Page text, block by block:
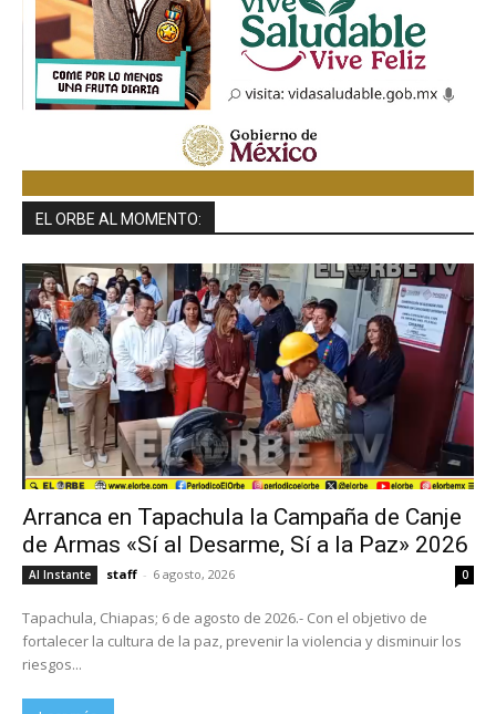
EL ORBE AL MOMENTO:
Arranca en Tapachula la Campaña de Canje
de Armas «Sí al Desarme, Sí a la Paz» 2026
Al Instante staff - 6 agosto, 2026 0
Tapachula, Chiapas; 6 de agosto de 2026.- Con el objetivo de
fortalecer la cultura de la paz, prevenir la violencia y disminuir los
riesgos...